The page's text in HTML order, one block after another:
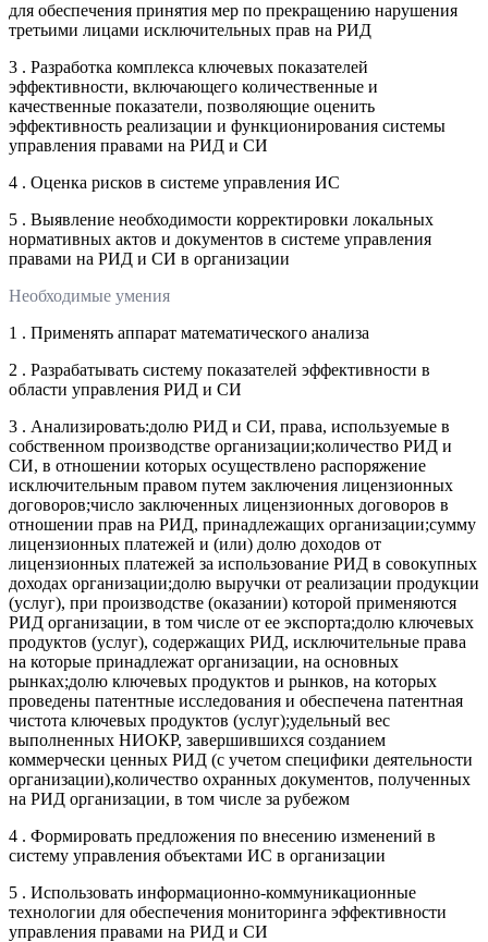
для обеспечения принятия мер по прекращению нарушения
третьими лицами исключительных прав на РИД
3 . Разработка комплекса ключевых показателей
эффективности, включающего количественные и
качественные показатели, позволяющие оценить
эффективность реализации и функционирования системы
управления правами на РИД и СИ
4 . Оценка рисков в системе управления ИС
5 . Выявление необходимости корректировки локальных
нормативных актов и документов в системе управления
правами на РИД и СИ в организации
Необходимые умения
1 . Применять аппарат математического анализа
2 . Разрабатывать систему показателей эффективности в
области управления РИД и СИ
3 . Анализировать:долю РИД и СИ, права, используемые в
собственном производстве организации;количество РИД и
СИ, в отношении которых осуществлено распоряжение
исключительным правом путем заключения лицензионных
договоров;число заключенных лицензионных договоров в
отношении прав на РИД, принадлежащих организации;сумму
лицензионных платежей и (или) долю доходов от
лицензионных платежей за использование РИД в совокупных
доходах организации;долю выручки от реализации продукции
(услуг), при производстве (оказании) которой применяются
РИД организации, в том числе от ее экспорта;долю ключевых
продуктов (услуг), содержащих РИД, исключительные права
на которые принадлежат организации, на основных
рынках;долю ключевых продуктов и рынков, на которых
проведены патентные исследования и обеспечена патентная
чистота ключевых продуктов (услуг);удельный вес
выполненных НИОКР, завершившихся созданием
коммерчески ценных РИД (с учетом специфики деятельности
организации),количество охранных документов, полученных
на РИД организации, в том числе за рубежом
4 . Формировать предложения по внесению изменений в
систему управления объектами ИС в организации
5 . Использовать информационно-коммуникационные
технологии для обеспечения мониторинга эффективности
управления правами на РИД и СИ